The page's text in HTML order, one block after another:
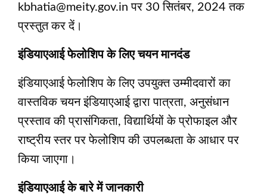
kbhatia@meity.gov.in पर 30 सितंबर, 2024 तक
प्रस्तुत कर दें।
इंडियाएआई फेलोशिप के लिए चयन मानदंड
इंडियाएआई फेलोशिप के लिए उपयुक्त उम्मीदवारों का
वास्तविक चयन इंडियाएआई द्वारा पात्रता, अनुसंधान
प्रस्ताव की प्रासंगिकता, विद्यार्थियों के प्रोफाइल और
राष्ट्रीय स्तर पर फेलोशिप की उपलब्धता के आधार पर
किया जाएगा।
इंडियाएआई के बारे में जानकारी